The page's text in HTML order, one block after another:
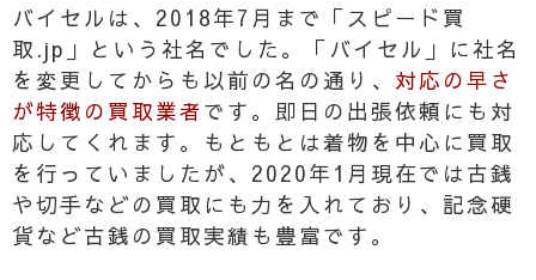
バイセルは、2018年7月まで「スピード買
取.jp」という社名でした。「バイセル」に社名
を変更してからも以前の名の通り、 対応の早さ
が特徴の買取業者 です。即日の出張依頼にも対
応してくれます。もともとは着物を中心に買取
を行っていましたが、2020年1月現在では古銭
や切手などの買取にも力を入れており、記念硬
貨など古銭の買取実績も豊富です。